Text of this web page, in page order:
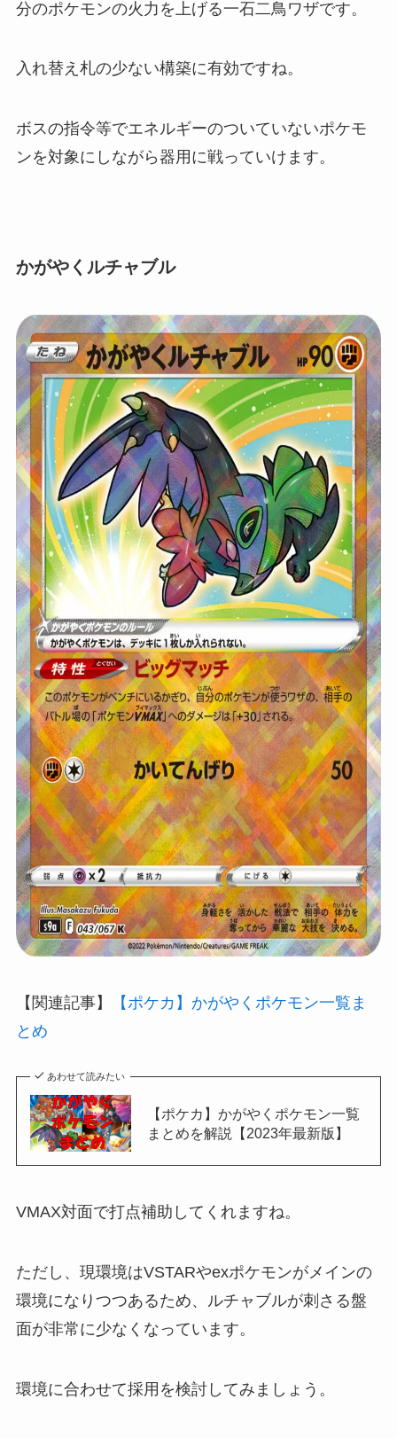
分のポケモンの火力を上げる一石二鳥ワザです。
入れ替え札の少ない構築に有効ですね。
ボスの指令等でエネルギーのついていないポケモ
ンを対象にしながら器用に戦っていけます。
かがやくルチャブル
【関連記事】
【ポケカ】かがやくポケモン一覧ま
とめ
あわせて読みたい
【ポケカ】かがやくポケモン一覧
まとめを解説【2023年最新版】
VMAX対面で打点補助してくれますね。
ただし、現環境はVSTARやexポケモンがメインの
環境になりつつあるため、ルチャブルが刺さる盤
面が非常に少なくなっています。
環境に合わせて採用を検討してみましょう。